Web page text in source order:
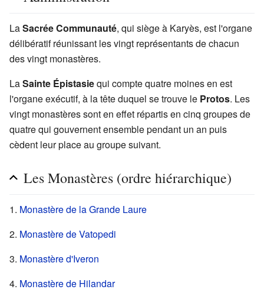
LaSacrée Communauté, qui siège à Karyès, est l'organe
délibératif réunissant les vingt représentants de chacun
des vingt monastères.
LaSainte Épistasiequi compte quatre moines en est
l'organe exécutif, à la tête duquel se trouve le Protos. Les
vingt monastères sont en effet répartis en cinq groupes de
quatre qui gouvernent ensemble pendant un an puis
cèdent leur place au groupe suivant.
Les Monastères (ordre hiérarchique)
1. Monastère de la Grande Laure
2. Monastère de Vatopedi
3. Monastère d'Iveron
4. Monastère de Hilandar